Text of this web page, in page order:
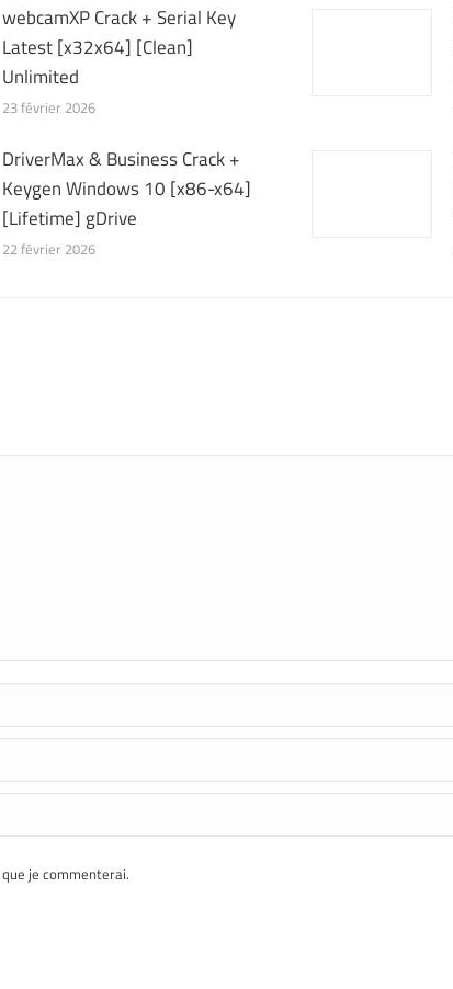
webcamXP Crack + Serial Key
Latest [x32x64] [Clean]
Unlimited
23 février 2026
DriverMax & Business Crack +
Keygen Windows 10 [x86-x64]
[Lifetime] gDrive
22 février 2026
je commenterai.